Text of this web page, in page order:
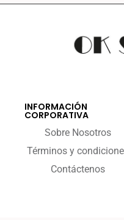
INFORMACIÓN
CORPORATIVA
Sobre Nosotros
Términos y
Contáctenos